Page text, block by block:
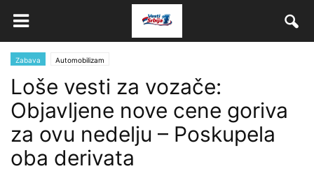
Zabava Automobilizam
Loše vesti za vozače:
Objavljene nove cene goriva
za ovu nedelju – Poskupela
oba derivata